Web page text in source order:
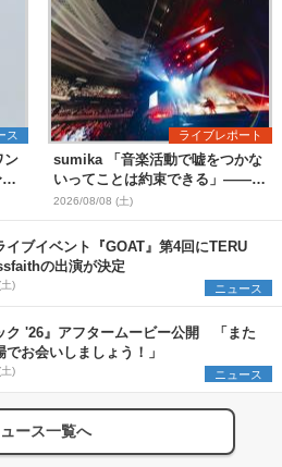
ス
ン
ライブレポート
sumika 「音楽活動で嘘をつかな
いってことは約束できる」――ス
テージと客席の境界線を曖昧にし
た、ツアーファイナル武道館公演
レポート
2026/08/08 (土)
イブイベント『GOAT』第4回にTERU
の出演が決定
) ニュース
ク '26』アフタームービー公開 「また
でお会いしましょう！」
) ニュース
ース一覧へ